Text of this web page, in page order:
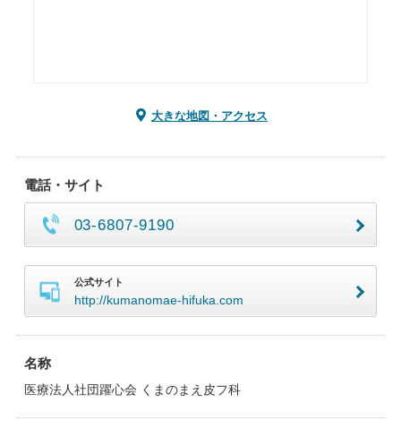
大きな地図・アクセス
電話・サイト
03-6807-9190
公式サイト
http://kumanomae-hifuka.com
名称
医療法人社団躍心会 くまのまえ皮フ科